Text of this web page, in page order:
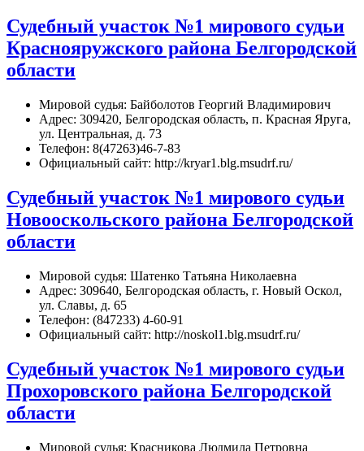
Судебный участок №1 мирового судьи
Краснояружского района Белгородской
области
Мировой судья: Байболотов Георгий Владимирович
Адрес: 309420, Белгородская область, п. Красная Яруга,
ул. Центральная, д. 73
Телефон: 8(47263)46-7-83
Официальный сайт: http://kryar1.blg.msudrf.ru/
Судебный участок №1 мирового судьи
Новооскольского района Белгородской
области
Мировой судья: Шатенко Татьяна Николаевна
Адрес: 309640, Белгородская область, г. Новый Оскол,
ул. Славы, д. 65
Телефон: (847233) 4-60-91
Официальный сайт: http://noskol1.blg.msudrf.ru/
Судебный участок №1 мирового судьи
Прохоровского района Белгородской
области
Мировой судья: Красникова Людмила Петровна